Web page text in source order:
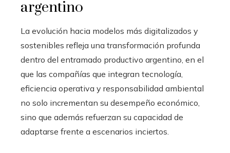
argentino
La evolución hacia modelos más digitalizados y
sostenibles refleja una transformación profunda
dentro del entramado productivo argentino, en el
que las compañías que integran tecnología,
eficiencia operativa y responsabilidad ambiental
no solo incrementan su desempeño económico,
sino que además refuerzan su capacidad de
adaptarse frente a escenarios inciertos.